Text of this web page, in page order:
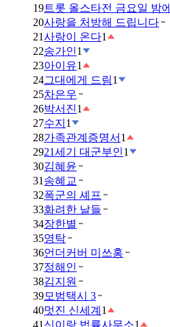
19트롯 올스타전 금요일 밤에
20사랑을 처방해 드립니다
21사랑이 온다1
22송가인1
23아이유1
24그대에게 드림1
25차은우
26박서진1
27수지 1
28가족관계증명서 1
2921세기 대군부인1
30김혜윤
31 송혜교
32폭군의 셰프
33화려한 날들
34장한별
35영탁
36언더커버 미쓰홍
37정해인
38김지원
39모범택시 3
40멋진 신세계 1
41 신이랑 법률사무소1